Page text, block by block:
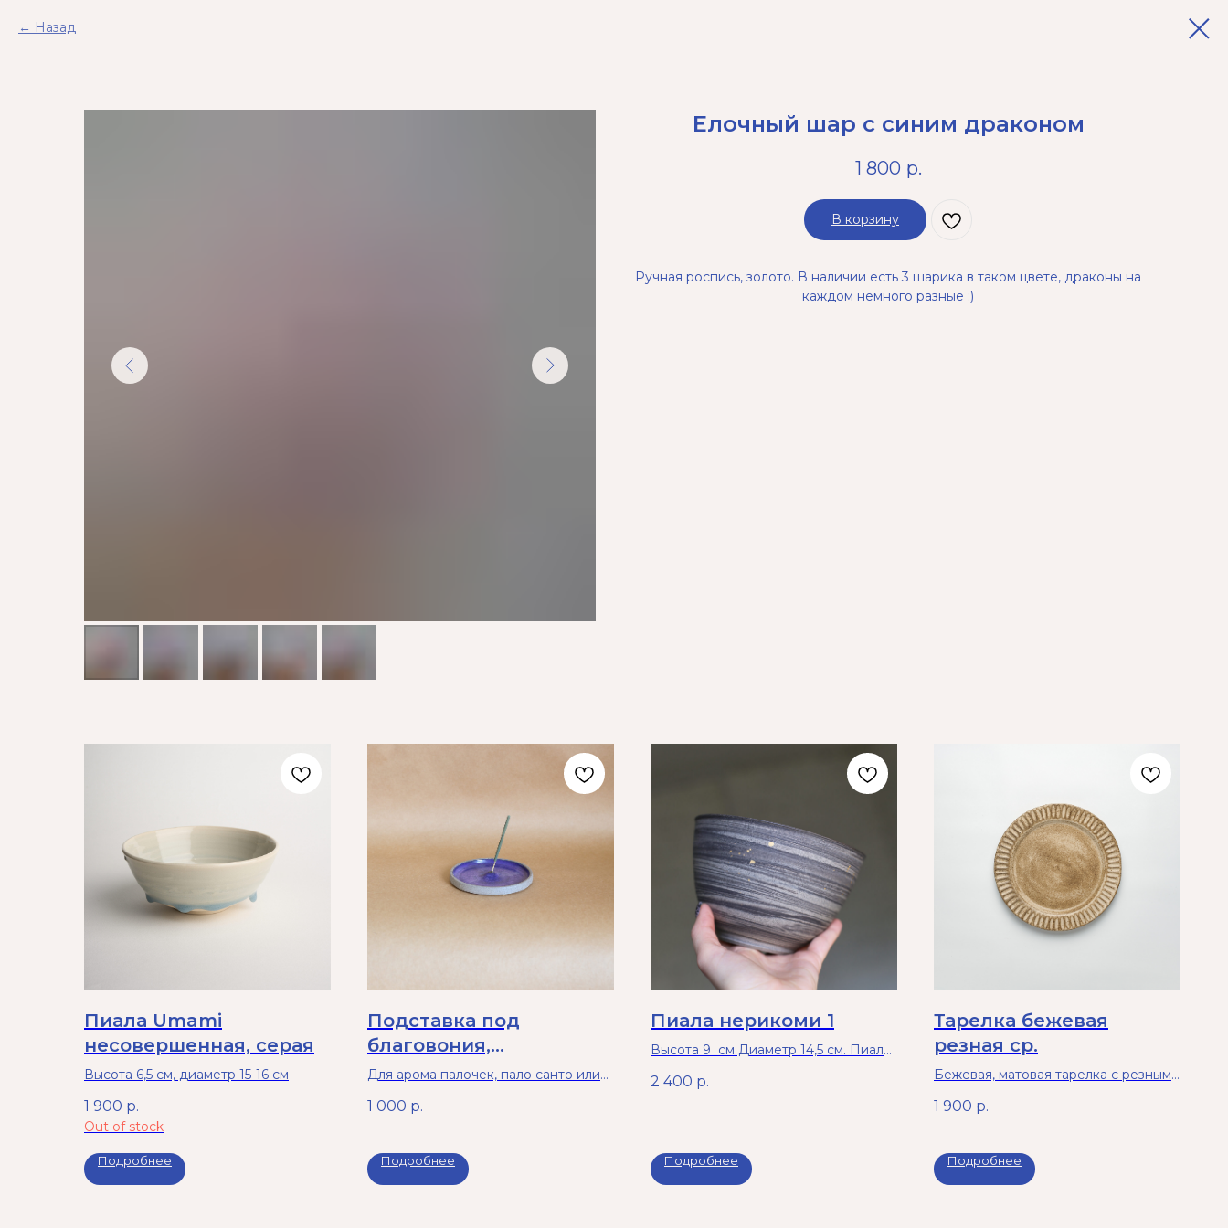
Назад
Елочный шар с синим драконом
1 800 р.
В корзину
Ручная роспись, золото. В наличии есть 3 шарика в таком цвете, драконы на
каждом немного разные :)
Пиала Umami
несовершенная, серая
Высота 6,5 см, диаметр 15-16 см
1 900 р.
Out of stock
Подробнее
Подставка под
благовония,
фиолетовая
Для арома палочек, пало санто или
Диаметр около 11-12 см
1 000 р.
Подробнее
Пиала нерикоми 1
Высота 9 см Диаметр 14,5 см. Пиала
внутри глянцевая, с брызгами золота.
2 400 р.
Подробнее
Тарелка бежевая
резная ср.
Бежевая, матовая тарелка с резным
и посудомойку. 19 см
1 900 р.
Подробнее